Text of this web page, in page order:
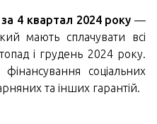
4 квартал 2024 року —
мають сплачувати всі
і грудень 2024 року.
соціальних
та інших гарантій.